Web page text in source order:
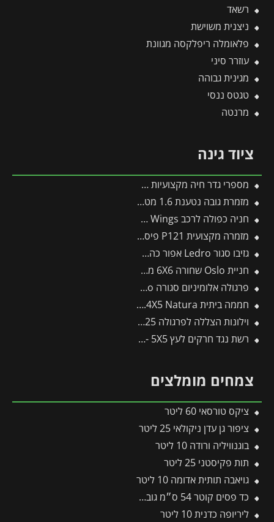
רשאד
ניצנית משוישת
פלאומלה ריפלקסה מגוונת
עוזרר סיני
מגינית גבוהה
טגטס ננסי
מרנטה
ציוד גינה
מספרי גדר חיה מקצועיות B-228 -תבור
מזמרת גובה נטענת 1.6 מטר 400-R -תבור
חניה כפולה לרכב 5.7X6 Sydney Wings מבית פלרם – Canopia
מזמרה מקצועית P121 פיסקארס
גזיבו סגור Ledro אפור כהה 3X3 מבית פלרם – Canopia
חניית Oslo שחורה 6X6 מבית פלרם – Canopia
פרגולה אלומיניום סגורה SanRemo לבנה 3.9X4.4 קירוי לבן מבית Canopia
חממה ביתית 2.4X5 Natura מעץ ארז מבית פלרם – Canopia
וילונות הצללה לפרגולה 3X4.25 מבית פלרם – Canopia
רשת נגד חרקים לעץ 5X5 -תבור
צמחים מומלצים
ציקס טורסאי 60 ליטר
ציפור גן עדן ניקולאי 25 ליטר
בוגנוויליה ורודה 10 ליטר
תות פקיסטני 25 ליטר
גויאבה תותית אדומה 10 ליטר
כד פסים קוטר 54 ס״מ גובה 54 ס״מ שמנת
ליריופה כדנית 10 ליטר